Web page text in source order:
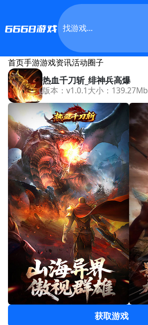
首页手游游戏资讯活动圈子
热血千刀斩_绯神兵高爆
版本：v1.0.1大小：139.27Mb
获取游戏